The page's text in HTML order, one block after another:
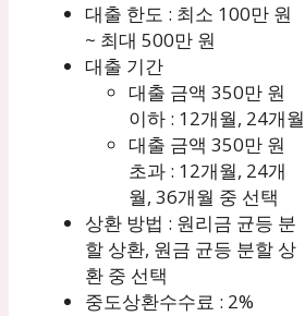
대출 한도 : 최소 100만 원
~ 최대 500만 원
대출 기간
대출 금액 350만 원
이하 : 12개월, 24개월
대출 금액 350만 원
초과 : 12개월, 24개
월, 36개월 중 선택
상환 방법 : 원리금 균등 분
할 상환, 원금 균등 분할 상
환 중 선택
중도상환수수료 : 2%